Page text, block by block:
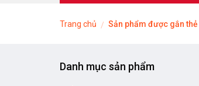
Trang chủ / Sản phẩm được gắn
Danh mục sản phẩm